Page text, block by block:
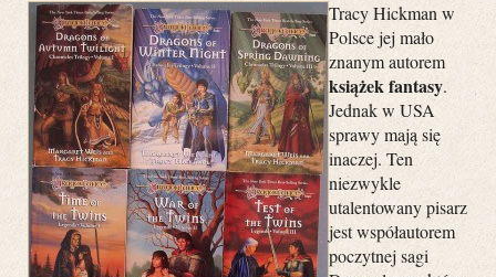
Tracy Hickman w
Polsce jej mało
znanym autorem
książek fantasy.
Jednak w USA
sprawy mają się
inaczej. Ten
niezwykle
utalentowany pisarz
jest współautorem
poczytnej sagi